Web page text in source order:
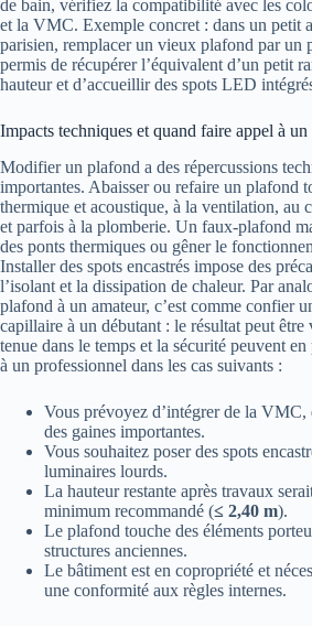
de bain, vérifiez la compatibilité avec les
et la VMC. Exemple concret : dans un petit
parisien, remplacer un vieux plafond par un
permis de récupérer l’équivalent d’un petit
hauteur et d’accueillir des spots LED
Impacts techniques et quand faire appel à
Modifier un plafond a des répercussions
importantes. Abaisser ou refaire un plafond
thermique et acoustique, à la ventilation, au
et parfois à la plomberie. Un faux-plafond
des ponts thermiques ou gêner le
Installer des spots encastrés impose des
l’isolant et la dissipation de chaleur. Par
plafond à un amateur, c’est comme confier
capillaire à un débutant : le résultat peut être
tenue dans le temps et la sécurité peuvent en
à un professionnel dans les cas suivants :
Vous prévoyez d’intégrer de la VMC,
des gaines importantes.
Vous souhaitez poser des spots
luminaires lourds.
La hauteur restante après travaux
minimum recommandé (≤ 2,40 m).
Le plafond touche des éléments
structures anciennes.
Le bâtiment est en copropriété et
une conformité aux règles internes.